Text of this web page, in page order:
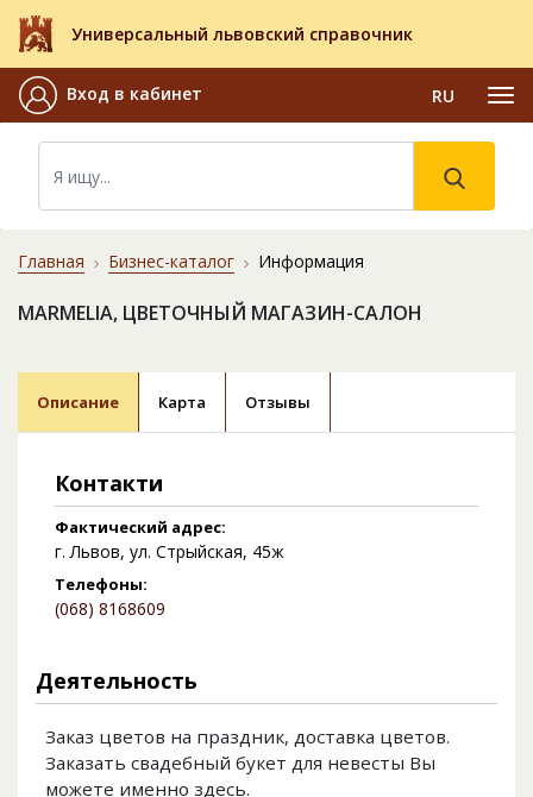
Универсальный львовский справочник
Вход в кабинет RU
Главная Бизнес-каталог Информация
MARMELIA, ЦВЕТОЧНЫЙ МАГАЗИН-САЛОН
Описание Карта Отзывы
Контакти
Фактический адрес:
г. Львов, ул. Стрыйская, 45ж
Телефоны:
(068) 8168609
Деятельность
Заказ цветов на праздник, доставка цветов.
Заказать свадебный букет для невесты Вы
можете именно здесь.